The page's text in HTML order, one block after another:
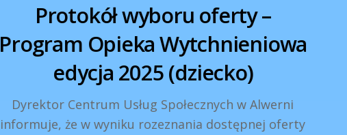
Protokół wyboru oferty –
Program Opieka Wytchnieniowa
edycja 2025 (dziecko)
Dyrektor Centrum Usług Społecznych w Alwerni
informuje, że w wyniku rozeznania dostępnej oferty